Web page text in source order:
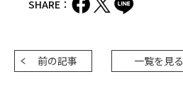
SHARE：
前の記事 一覧を見る